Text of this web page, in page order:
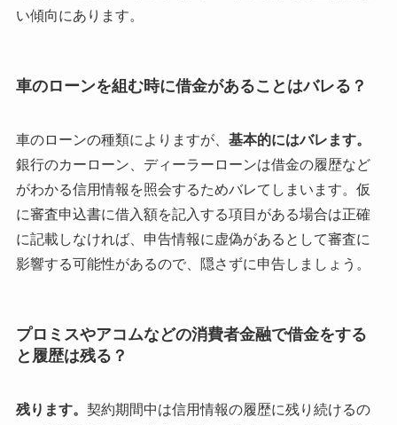
い傾向にあります。
車のローンを組む時に借金があることはバレる？
車のローンの種類によりますが、 基本的にはバレます。
銀行のカーローン、ディーラーローンは借金の履歴など
がわかる信用情報を照会するためバレてしまいます。仮
に審査申込書に借入額を記入する項目がある場合は正確
に記載しなければ、申告情報に虚偽があるとして審査に
影響する可能性があるので、隠さずに申告しましょう。
プロミスやアコムなどの消費者金融で借金をする
と履歴は残る？
残ります。 契約期間中は信用情報の履歴に残り続けるの